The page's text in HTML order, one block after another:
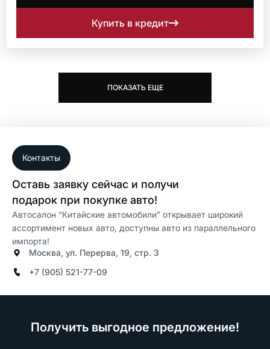
Купить в кредит
ПОКАЗАТЬ ЕЩЕ
Контакты
Оставь заявку сейчас и получи
подарок при покупке авто!
Автосалон “Китайские автомобили” открывает широкий
ассортимент новых авто, доступны авто из параллельного
импорта!
Москва, ул. Перерва, 19, стр. 3
+7 (905) 521-77-09
Получить выгодное предложение!